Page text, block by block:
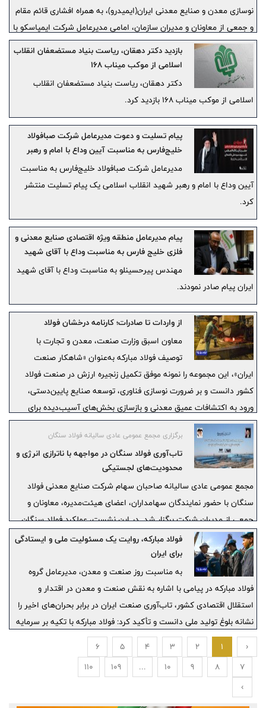
نوسازی معدن و صنایع معدنی ایران(ایمیدرو)، به همراه افشاری قائم مقام
و جمعی از معاونان و مدیران سازمان، امامی مدیرعامل شرکت ایمپاسکو با
حضور در موکب ایمیدرو، در پذیرایی و خدمت‌رسانی به مردم و میهمانان
این مراسم مشارکت کرد.
بازدید دکتر دهقان، ریاست بنیاد مستضعفان انقلاب
اسلامی از موکب میناب 168
دکتر دهقان، ریاست بنیاد مستضعفان انقلاب
اسلامی از موکب میناب 168 بازدید کرد.
پیام تسلیت و دعوت مدیرعامل شرکت صبافولاد
خلیج‌فارس به مناسبت آیین وداع با امام و رهبر
شهید انقلاب اسلامی
مدیرعامل شرکت صبافولاد خلیج‌فارس به مناسبت
آیین وداع با امام و رهبر شهید انقلاب اسلامی یک پیام تسلیت منتشر
کرد.
پیام مدیرعامل منطقه ویژه اقتصادی صنایع معدنی و
فلزی خلیج فارس به مناسبت وداع با آقای شهید
ایران
مهندس پیرحسینلو به مناسبت وداع با آقای شهید
ایران پیام صادر نمودند.
از واردات تا صادرات؛ کارنامه درخشان فولاد
معاون اسبق وزارت صنعت، معدن و تجارت با
توصیف فولاد مبارکه به‌عنوان «شاهکار صنعت
ایران»، این مجموعه را نمونه موفق تکمیل زنجیره ارزش در صنعت فولاد
کشور دانست و بر ضرورت نوسازی فناوری، توسعه صنایع پایین‌دستی،
ورود به اکتشافات عمیق معدنی و بازسازی بخش‌های آسیب‌دیده برای
تداوم مسیر رشد و ارزآوری این صنعت تأکید کرد.
برگزاری مجمع عمومی عادی سالیانه فولاد سنگان
تاب‌آوری فولاد سنگان در مواجهه با ناترازی انرژی و
محدودیت‌های لجستیکی
مجمع عمومی عادی سالیانه صاحبان سهام شرکت صنایع معدنی فولاد
سنگان با حضور نمایندگان سهامداران، اعضای هیئت‌مدیره، معاونان و
جمعی از مدیران شرکت برگزار شد. در این نشست، عملکرد فولاد سنگان
در سال مالی ۱۴۰۴، با وجود محدودیت‌های ناشی از ناترازی انرژی،
چالش‌های تأمین کلوخه سنگ آهن، لجستیکی و تحولات ژئوپلیتیکی
منطقه، مورد بررسی قرار گرفت و از سوی سهامداران و ناظران، مثبت و
قابل‌قبول ارزیابی شد.
فولاد مبارکه، روایت یک مسئولیت ملی و ایستادگی
برای ایران
به مناسبت روز صنعت و معدن، مدیرعامل گروه
فولاد مبارکه در پیامی با اشاره به نقش صنعت و معدن در اقتدار و
استقلال اقتصادی کشور، تاب‌آوری صنعت ایران در برابر بحران‌های اخیر را
نشانه بلوغ تولید ملی دانست و تأکید کرد: فولاد مبارکه با تکیه بر سرمایه
انسانی متخصص، بازگشت سریع خطوط آسیب‌دیده به مدار تولید، توسعه
فناوری‌های نوین، حرکت به‌سوی فولاد سبز و گسترش بازارهای جهانی،
مسیر تبدیل‌شدن به سازمانی جهان‌تراز و پیشگام در تاب‌آوری صنعتی را با
قدرت ادامه می‌دهد.
‹
1
2
3
4
5
6
7
8
9
10
...
109
110
›